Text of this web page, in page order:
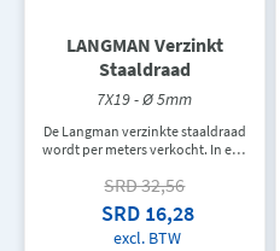
LANGMAN Verzinkt
Staaldraad
7X19 - Ø 5mm
De Langman verzinkte staaldraad
wordt per meters verkocht. In een
aangegeven prijs is de prijs per
meter.
SRD 32,56
SRD 16,28
excl. BTW